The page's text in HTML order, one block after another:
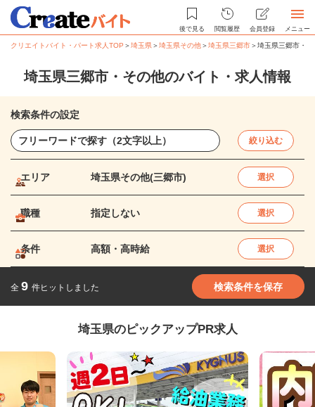
後で見る 閲覧履歴 会員登録 メニュー
クリエイトバイト・パート求人TOP ＞埼玉県＞埼玉県その他＞埼玉県三郷市＞埼玉県三郷市・
埼玉県三郷市・その他のバイト・求人情報
検索条件の設定
絞り込む
エリア 埼玉県その他(三郷市) 選択
職種 指定しない 選択
条件 高額・高時給 選択
全 9 件ヒットしました 検索条件を保存
埼玉県のピックアップPR求人